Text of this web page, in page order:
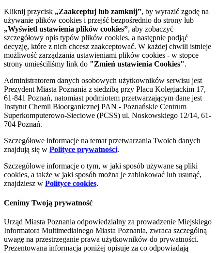
Kliknij przycisk „Zaakceptuj lub zamknij”, by wyrazić zgodę na
używanie plików cookies i przejść bezpośrednio do strony lub
„Wyświetl ustawienia plików cookies”, aby zobaczyć
szczegółowy opis typów plików cookies, a następnie podjąć
decyzję, które z nich chcesz zaakceptować. W każdej chwili istnieje
możliwość zarządzania ustawieniami plików cookies - w stopce
strony umieściliśmy link do "Zmień ustawienia Cookies".
Administratorem danych osobowych użytkowników serwisu jest
Prezydent Miasta Poznania z siedzibą przy Placu Kolegiackim 17,
61-841 Poznań, natomiast podmiotem przetwarzającym dane jest
Instytut Chemii Bioorganicznej PAN - Poznańskie Centrum
Superkomputerowo-Sieciowe (PCSS) ul. Noskowskiego 12/14, 61-
704 Poznań.
Szczegółowe informacje na temat przetwarzania Twoich danych
znajdują się w Polityce prywatności.
Szczegółowe informacje o tym, w jaki sposób używane są pliki
cookies, a także w jaki sposób można je zablokować lub usunąć,
znajdziesz w Polityce cookies.
Cenimy Twoją prywatność
Urząd Miasta Poznania odpowiedzialny za prowadzenie Miejskiego
Informatora Multimedialnego Miasta Poznania, zwraca szczególną
uwagę na przestrzeganie prawa użytkowników do prywatności.
Prezentowana informacja poniżej opisuje za co odpowiadają